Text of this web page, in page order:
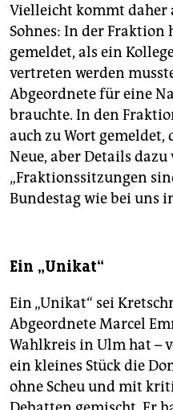
Vielleicht kommt daher
Sohnes: In der
gemeldet, als ein
vertreten werden
Abgeordnete für eine
brauchte. In den
auch zu Wort
Neue, aber Details
„Fraktionssitzungen
Bundestag wie bei uns
Ein „Unikat“
Ein „Unikat“ sei
Abgeordnete Marcel
Wahlkreis in Ulm hat –
ein kleines Stück die
ohne Scheu und mit